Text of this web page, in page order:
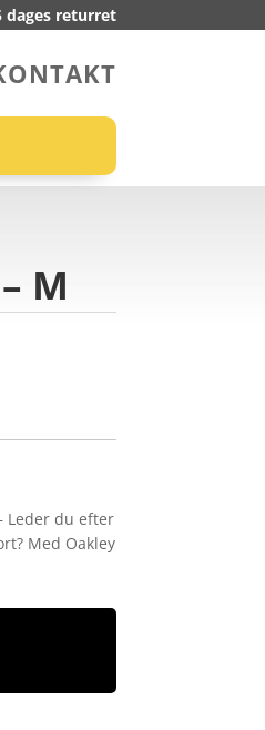
dages returret
M
Leder du efter
Med Oakley